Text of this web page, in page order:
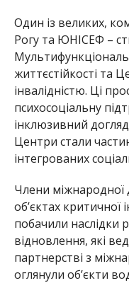
Один із великих,
Рогу та ЮНІСЕФ –
життєстійкості та
інвалідністю. Ці
психосоціальну
інклюзивний
Центри стали
інтегрованих
Члени міжнародної
об’єктах критичної
побачили наслідки
відновлення, які
партнерстві з
оглянули обʼєкти